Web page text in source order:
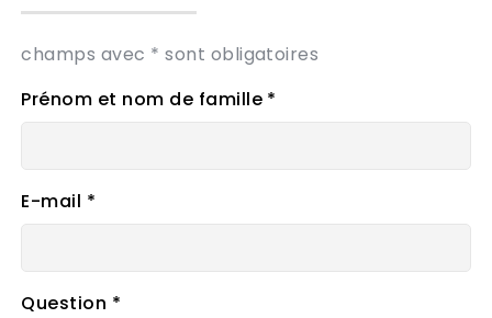
champs avec * sont obligatoires
Prénom et nom de famille *
E-mail *
Question *